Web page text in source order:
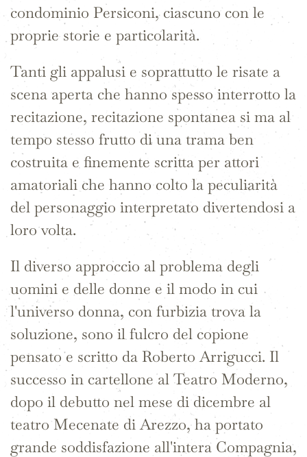
condominio Persiconi, ciascuno con le
proprie storie e particolarità.
Tanti gli appalusi e soprattutto le risate a
scena aperta che hanno spesso interrotto la
recitazione, recitazione spontanea si ma al
tempo stesso frutto di una trama ben
costruita e finemente scritta per attori
amatoriali che hanno colto la peculiarità
del personaggio interpretato divertendosi a
loro volta.
Il diverso approccio al problema degli
uomini e delle donne e il modo in cui
l'universo donna, con furbizia trova la
soluzione, sono il fulcro del copione
pensato e scritto da Roberto Arrigucci. Il
successo in cartellone al Teatro Moderno,
dopo il debutto nel mese di dicembre al
teatro Mecenate di Arezzo, ha portato
grande soddisfazione all'intera Compagnia,